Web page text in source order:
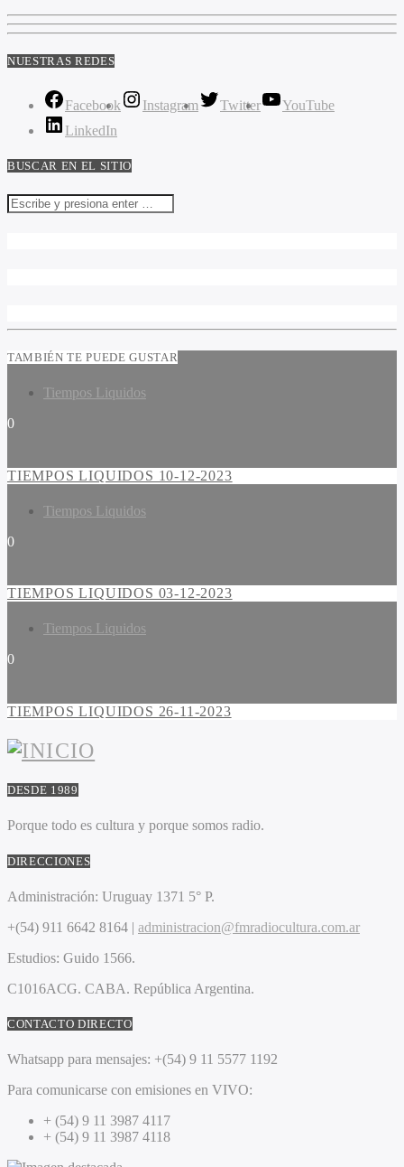
NUESTRAS REDES
Facebook Instagram Twitter
YouTube
LinkedIn
BUSCAR EN EL SITIO
TAMBIÉN TE PUEDE GUSTAR
Tiempos Liquidos
0
TIEMPOS LIQUIDOS 10-12-2023
Tiempos Liquidos
0
TIEMPOS LIQUIDOS 03-12-2023
Tiempos Liquidos
0
TIEMPOS LIQUIDOS 26-11-2023
DESDE 1989
Porque todo es cultura y porque somos radio.
DIRECCIONES
Administración: Uruguay 1371 5° P.
+(54) 911 6642 8164 | administracion@fmradiocultura.com.ar
Estudios: Guido 1566.
C1016ACG. CABA. República Argentina.
CONTACTO DIRECTO
Whatsapp para mensajes: +(54) 9 11 5577 1192
Para comunicarse con emisiones en VIVO:
+ (54) 9 11 3987 4117
+ (54) 9 11 3987 4118